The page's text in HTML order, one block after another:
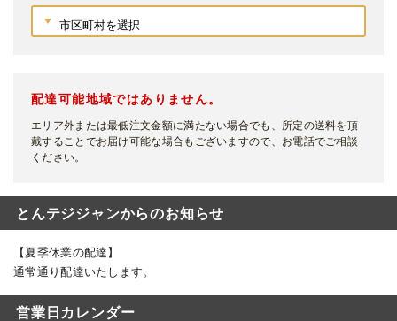
配達可能地域ではありません。
エリア外または最低注文金額に満たない場合でも、所定の送料を頂
戴することでお届け可能な場合もございますので、お電話でご相談
ください。
とんテジジャンからのお知らせ
【夏季休業の配達】
通常通り配達いたします。
営業日カレンダー